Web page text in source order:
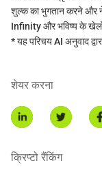
शुल्क का भुगतान करने और
Infinity और भविष्य के
* यह परिचय AI अनुवाद
शेयर करना
क्रिप्टो रैंकिंग